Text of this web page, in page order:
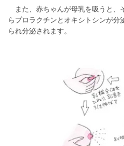
また、赤ちゃんが母乳を吸うと、
らプロラクチンとオキシトシンが分
られ分泌されます。